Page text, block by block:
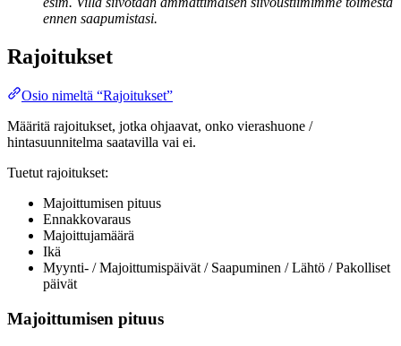
ennen saapumistasi.
Rajoitukset
Osio nimeltä “Rajoitukset”
Määritä rajoitukset, jotka ohjaavat, onko vierashuone /
hintasuunnitelma saatavilla vai ei.
Tuetut rajoitukset:
Majoittumisen pituus
Ennakkovaraus
Majoittujamäärä
Ikä
Myynti- / Majoittumispäivät / Saapuminen / Lähtö / Pakolliset
päivät
Majoittumisen pituus